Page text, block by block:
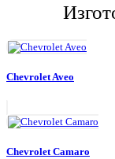
Chevrolet Aveo
Chevrolet Camaro